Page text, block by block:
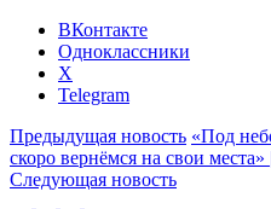
ВКонтакте
Одноклассники
X
Telegram
Предыдущая новость «Под
скоро вернёмся на свои
Следующая новость